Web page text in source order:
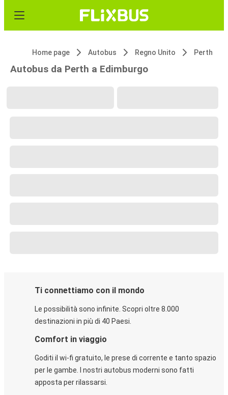
Home page Autobus Regno Unito Perth
Autobus da Perth a Edimburgo
Ti connettiamo con il mondo
Le possibilità sono infinite. Scopri oltre 8.000
destinazioni in più di 40 Paesi.
Comfort in viaggio
Goditi il wi-fi gratuito, le prese di corrente e tanto spazio
per le gambe. I nostri autobus moderni sono fatti
apposta per rilassarsi.